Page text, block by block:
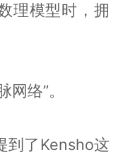
理模型时，拥
络”。
到了Kensho这